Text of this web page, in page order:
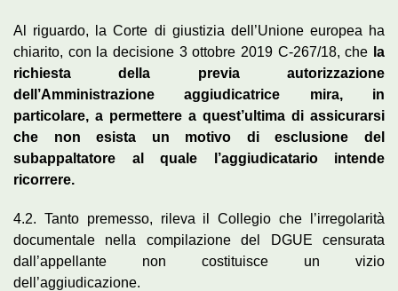
Al riguardo, la Corte di giustizia dell’Unione europea ha
chiarito, con la decisione 3 ottobre 2019 C-267/18, che la
richiesta della previa autorizzazione
dell’Amministrazione aggiudicatrice mira, in
particolare, a permettere a quest’ultima di assicurarsi
che non esista un motivo di esclusione del
subappaltatore al quale l’aggiudicatario intende
ricorrere.
4.2. Tanto premesso, rileva il Collegio che l’irregolarità
documentale nella compilazione del DGUE censurata
dall’appellante non costituisce un vizio
dell’aggiudicazione.